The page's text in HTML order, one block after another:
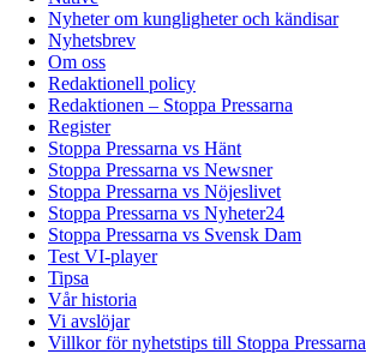
Nyheter om kungligheter och kändisar
Nyhetsbrev
Om oss
Redaktionell policy
Redaktionen – Stoppa Pressarna
Register
Stoppa Pressarna vs Hänt
Stoppa Pressarna vs Newsner
Stoppa Pressarna vs Nöjeslivet
Stoppa Pressarna vs Nyheter24
Stoppa Pressarna vs Svensk Dam
Test VI-player
Tipsa
Vår historia
Vi avslöjar
Villkor för nyhetstips till Stoppa Pressarna